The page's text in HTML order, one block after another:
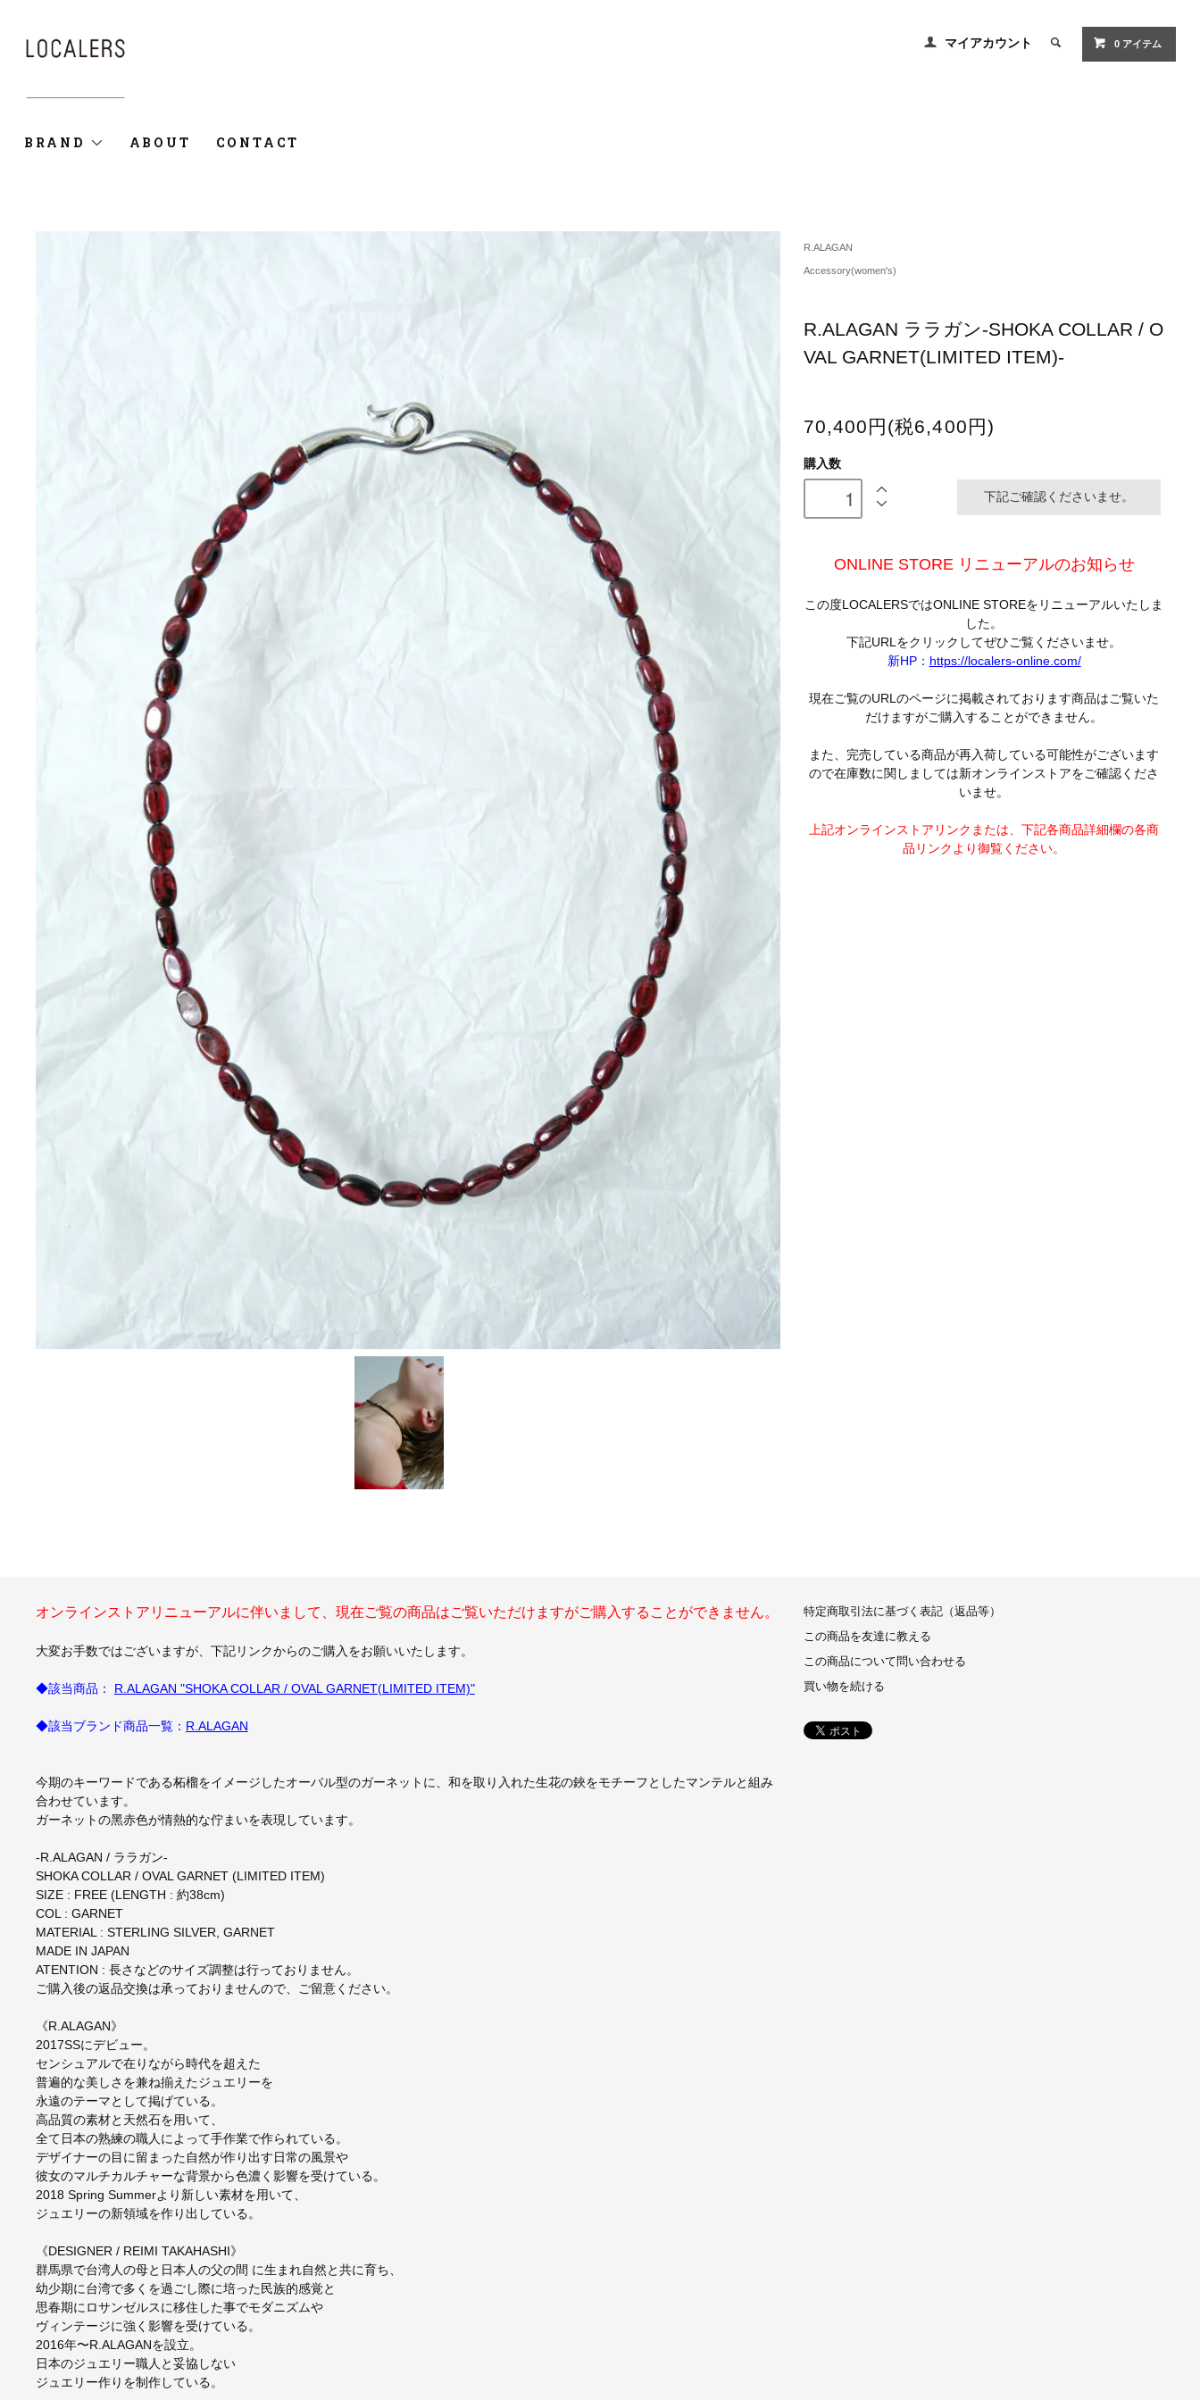
マイアカウント 0 アイテム
BRAND ABOUT CONTACT
R.ALAGAN
Accessory(women's)
R.ALAGAN ララガン-SHOKA COLLAR / O
VAL GARNET(LIMITED ITEM)-
70,400円(税6,400円)
購入数
下記ご確認くださいませ。
ONLINE STORE リニューアルのお知らせ
この度LOCALERSではONLINE STOREをリニューアルいたしま
した。
下記URLをクリックしてぜひご覧くださいませ。
新HP： https://localers-online.com/
現在ご覧のURLのページに掲載されております商品はご覧いた
だけますがご購入することができません。
また、完売している商品が再入荷している可能性がございます
ので在庫数に関しましては新オンラインストアをご確認くださ
いませ。
上記オンラインストアリンクまたは、下記各商品詳細欄の各商
品リンクより御覧ください。
オンラインストアリニューアルに伴いまして、現在ご覧の商品はご覧いただけますがご購入することができません。
大変お手数ではございますが、下記リンクからのご購入をお願いいたします。
◆該当商品： R.ALAGAN "SHOKA COLLAR / OVAL GARNET(LIMITED ITEM)"
◆該当ブランド商品一覧： R.ALAGAN
今期のキーワードである柘榴をイメージしたオーバル型のガーネットに、和を取り入れた生花の鋏をモチーフとしたマンテルと組み
合わせています。
ガーネットの黑赤色が情熱的な佇まいを表現しています。
-R.ALAGAN / ララガン-
SHOKA COLLAR / OVAL GARNET (LIMITED ITEM)
SIZE : FREE (LENGTH : 約38cm)
COL : GARNET
MATERIAL : STERLING SILVER, GARNET
MADE IN JAPAN
ATENTION : 長さなどのサイズ調整は行っておりません。
ご購入後の返品交換は承っておりませんので、ご留意ください。
《R.ALAGAN》
2017SSにデビュー。
センシュアルで在りながら時代を超えた
普遍的な美しさを兼ね揃えたジュエリーを
永遠のテーマとして掲げている。
高品質の素材と天然石を用いて、
全て日本の熟練の職人によって手作業で作られている。
デザイナーの目に留まった自然が作り出す日常の風景や
彼女のマルチカルチャーな背景から色濃く影響を受けている。
2018 Spring Summerより新しい素材を用いて、
ジュエリーの新領域を作り出している。
《DESIGNER / REIMI TAKAHASHI》
群馬県で台湾人の母と日本人の父の間 に生まれ自然と共に育ち、
幼少期に台湾で多くを過ごし際に培った民族的感覚と
思春期にロサンゼルスに移住した事でモダニズムや
ヴィンテージに強く影響を受けている。
2016年〜R.ALAGANを設立。
日本のジュエリー職人と妥協しない
ジュエリー作りを制作している。
特定商取引法に基づく表記（返品等）
この商品を友達に教える
この商品について問い合わせる
買い物を続ける